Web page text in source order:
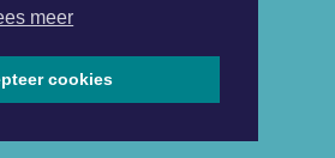
meer
cookies